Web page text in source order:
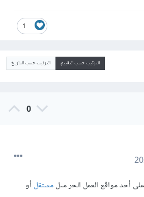
1
الترتيب حسب التقييم الترتيب حسب التاريخ
0
أحد مواقع العمل الحر مثلمستقل أو